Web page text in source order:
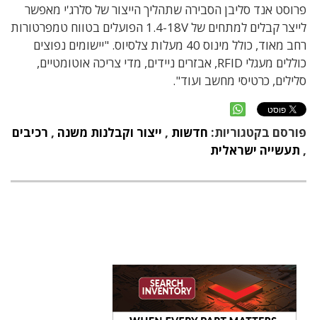
פרוסט אנד סליבן הסבירה שתהליך הייצור של סלרג'י מאפשר
לייצר קבלים למתחים של 1.4-18V הפועלים בטווח טמפרטורות
רחב מאוד, כולל מינוס 40 מעלות צלסיוס. "יישומים נפוצים
כוללים מעגלי RFID, אבזרים ניידים, מדי צריכה אוטומטיים,
סלילים, כרטיסי מחשב ועוד".
פורסם בקטגוריות: חדשות , ייצור וקבלנות משנה , רכיבים
, תעשייה ישראלית